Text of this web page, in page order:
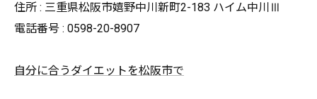
住所 : 三重県松阪市嬉野中川新町2-183 ハイム中川Ⅲ
電話番号 : 0598-20-8907
自分に合うダイエットを松阪市で